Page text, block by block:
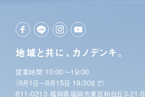
地域と共に、カノデンキ。
営業時間 10:00〜19:00
（6月1日〜8月15日 19:30まで）
811-0213 福岡県福岡市東区和白丘3-21-5